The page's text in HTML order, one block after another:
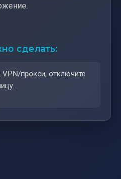
сделать:
VPN/прокси, отключите